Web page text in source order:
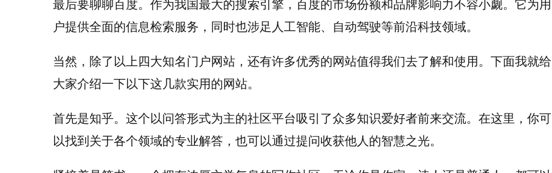
最后要聊聊百度。作为我国最大的搜索引擎，百度的市场份额和品牌影响力不容小觑。它为用
户提供全面的信息检索服务，同时也涉足人工智能、自动驾驶等前沿科技领域。
当然，除了以上四大知名门户网站，还有许多优秀的网站值得我们去了解和使用。下面我就给
大家介绍一下以下这几款实用的网站。
首先是知乎。这个以问答形式为主的社区平台吸引了众多知识爱好者前来交流。在这里，你可
以找到关于各个领域的专业解答，也可以通过提问收获他人的智慧之光。